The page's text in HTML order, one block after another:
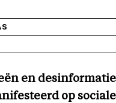
en
op